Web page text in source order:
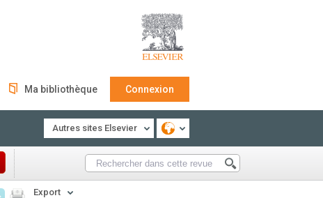
Ma bibliothèque Connexion
Autres sites Elsevier
Export